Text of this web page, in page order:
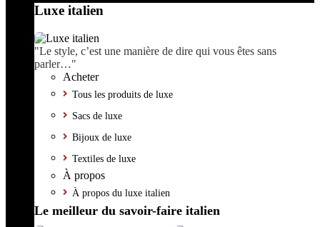
Luxe italien
"Le style, c’est une manière de dire qui vous êtes sans
parler…"
Acheter
Tous les produits de luxe
Sacs de luxe
Bijoux de luxe
Textiles de luxe
À propos
À propos du luxe italien
Le meilleur du savoir-faire italien